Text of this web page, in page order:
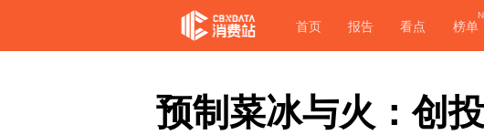
首页 报告 看点 榜单
预制菜冰与火：创